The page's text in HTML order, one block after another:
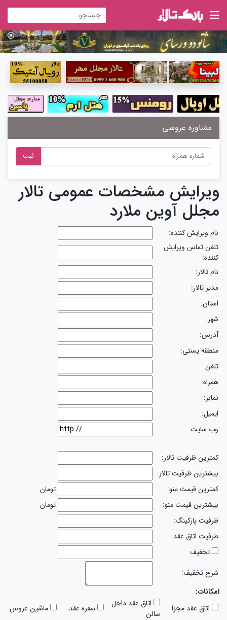
مشاوره عروسی
ثبت
ویرایش مشخصات عمومی تالار
مجلل آوین ملارد
نام ویرایش کننده:
تلفن تماس ویرایش
کننده:
نام تالار:
مدیر تالار:
استان:
شهر:
آدرس:
منطقه پستی:
تلفن:
همراه:
نمابر:
ایمیل:
وب سایت:
کمترین ظرفیت تالار:
بیشترین ظرفیت تالار:
کمترین قیمت منو:
تومان
بیشترین قیمت منو:
تومان
ظرفیت پارکینگ:
ظرفیت اتاق عقد:
تخفیف
شرح تخفیف:
امکانات:
اتاق عقد مجزا
اتاق عقد داخل
سالن
سفره عقد ماشین عروس